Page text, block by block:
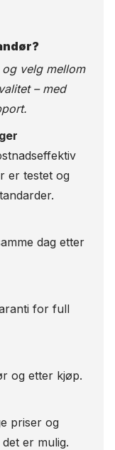
og velg mellom
– med
er testet og
dag etter
for full
og etter kjøp.
priser og
er mulig.